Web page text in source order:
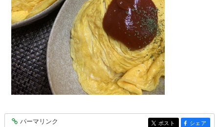
entry8404
パーマリンク entry8404
ポスト entry8404
シェア